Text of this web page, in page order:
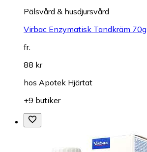
Pälsvård & husdjursvård
Virbac Enzymatisk Tandkräm 70g
fr.
88 kr
hos Apotek Hjärtat
+9 butiker